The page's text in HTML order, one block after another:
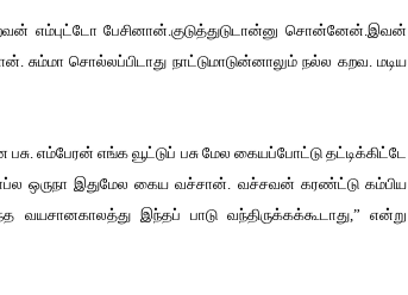
எம்புட்டோ பேசினான்.குடுத்துடுடான்னு சொன்னேன்.இவன்
சும்மா சொல்லப்பிடாது நாட்டுமாடுன்னாலும் நல்ல கறவ. மடிய
எம்பேரன் எங்க வூட்டுப் பசு மேல கையப்போட்டு தட்டிக்கிட்டே
ஒருநா இதுமேல கைய வச்சான். வச்சவன் கரண்ட்டு கம்பிய
வயசானகாலத்து இந்தப் பாடு வந்திருக்கக்கூடாது,” என்று